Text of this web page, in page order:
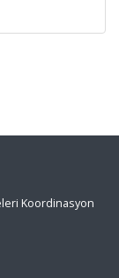
Koordinasyon